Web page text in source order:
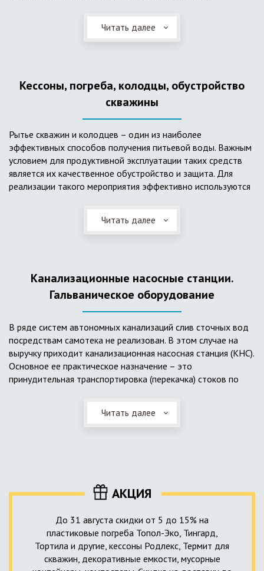
Он независим от источников электроэнергии, прост в
применении, и стоек к внешним механическим
достоинства обуславливают большую популярность
септика из железобетонных колец.
Читать далее
Кессоны, погреба, колодцы, обустройство
скважины
Рытье скважин и колодцев – один из наиболее
эффективных способов получения питьевой воды. Важным
условием для продуктивной эксплуатации таких средств
является их качественное обустройство и защита. Для
реализации такого мероприятия эффективно используются
Главное и неоспоримое преимущество кессонов – это
возможность эксплуатации в условиях пониженных
подвержены промерзанию. Оптимальный вариант
установки железобетонных кессонов – это заниженный
уровень грунтовых вод (УГВ) на участке, а кессон,
выполненный из пластика, может служить на территории с
высоким УГВ.
Очищенная вода без перебоев – незабвенная мечта
каждого владельца загородного дома. Чтобы выполнить
установку кессонов, погребов и колодцев, вам непременно
следует воспользоваться услугами специалистов нашей
компании. Мы максимально оперативно и качественно
проведем весь комплекс изыскательских мероприятий,
выполним необходимые расчеты и проектирование,
Читать далее
Канализационные насосные станции.
Гальваническое оборудование
В ряде систем автономных канализаций слив сточных вод
посредствам самотека не реализован. В этом случае на
выручку приходит канализационная насосная станция (КНС).
Основное ее практическое назначение – это
принудительная транспортировка (перекачка) стоков по
Такая станция может позиционироваться как в подвальном
помещении дома, так и функционировать в условиях
от исполнения.
Читать далее
АКЦИЯ
До 31 августа скидки от 5 до 15% на
пластиковые погреба Топол-Эко, Тингард,
Тортила и другие, кессоны Родлекс, Термит для
скважин, декоративные емкости, мусорные